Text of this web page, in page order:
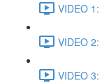
VIDEO
VIDEO
VIDEO